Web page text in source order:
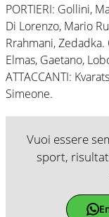
PORTIERI: Gollini,
Di Lorenzo, Mario
Rrahmani, Zedadka.
Elmas, Gaetano,
ATTACCANTI:
Simeone.
Vuoi essere
sport,